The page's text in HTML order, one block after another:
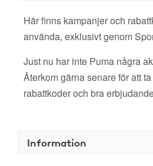
Här finns kampanjer och
använda, exklusivt genom
Just nu har inte Puma några
Återkom gärna senare för att
rabattkoder och bra
Information